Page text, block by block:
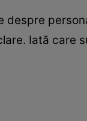
despre
Iată care